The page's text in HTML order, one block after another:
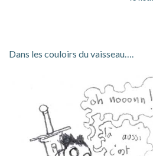
Dans les couloirs du vaisseau….